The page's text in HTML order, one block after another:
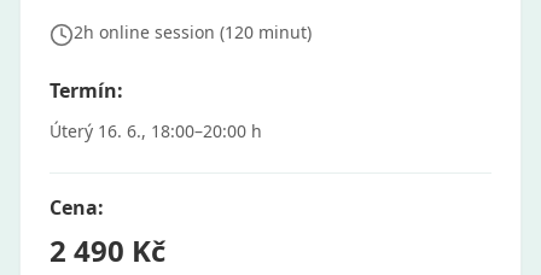
2h online session (120 minut)
Termín:
Úterý 16. 6., 18:00–20:00 h
Cena:
2 490 Kč